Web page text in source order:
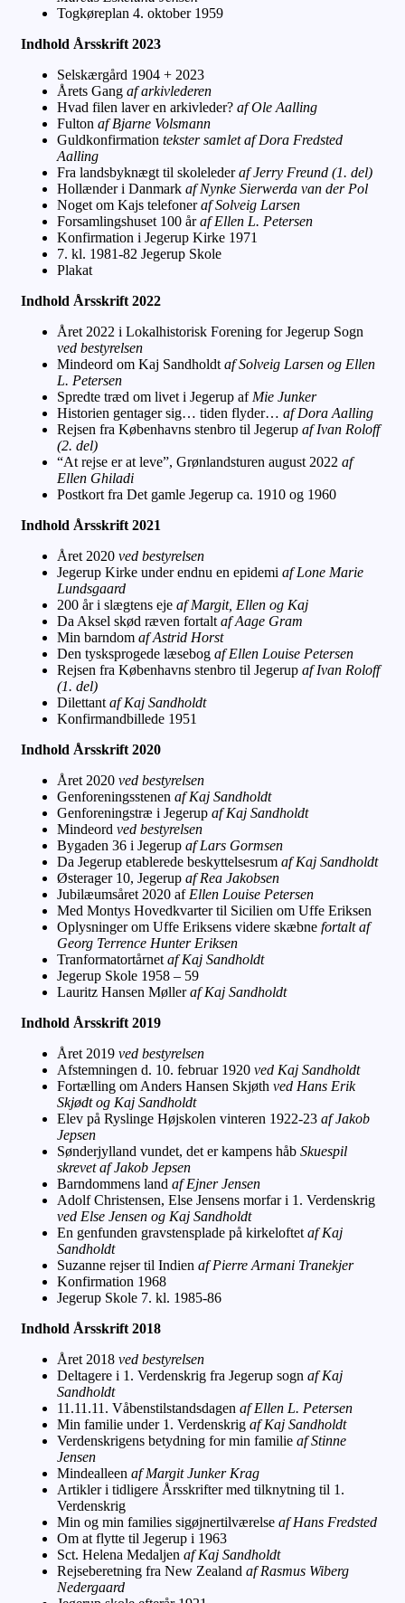
Togkøreplan 4. oktober 1959
Indhold Årsskrift 2023
Selskærgård 1904 + 2023
Årets Gangaf arkivlederen
Hvad filen laver en arkivleder?af Ole Aalling
Fultonaf Bjarne Volsmann
Guldkonfirmationtekster samlet af Dora Fredsted
Aalling
Fra landsbyknægt til skolelederaf Jerry Freund (1. del)
Hollænder i Danmarkaf Nynke Sierwerda van der Pol
Noget om Kajs telefoneraf Solveig Larsen
Forsamlingshuset 100 åraf Ellen L. Petersen
Konfirmation i Jegerup Kirke 1971
7. kl. 1981-82 Jegerup Skole
Plakat
Indhold Årsskrift 2022
Året 2022 i Lokalhistorisk Forening for Jegerup Sogn
ved bestyrelsen
Mindeord om Kaj Sandholdtaf Solveig Larsen og Ellen
L. Petersen
Spredte træd om livet i Jegerup af Mie Junker
Historien gentager sig… tiden flyder…af Dora Aalling
Rejsen fra Københavns stenbro til Jegerupaf Ivan Roloff
(2. del)
“At rejse er at leve”, Grønlandsturen august 2022af
Ellen Ghiladi
Postkort fra Det gamle Jegerup ca. 1910 og 1960
Indhold Årsskrift 2021
Året 2020ved bestyrelsen
Jegerup Kirke under endnu en epidemiaf Lone Marie
Lundsgaard
200 år i slægtens ejeaf Margit, Ellen og Kaj
Da Aksel skød ræven fortaltaf Aage Gram
Min barndomaf Astrid Horst
Den tysksprogede læsebogaf Ellen Louise Petersen
Rejsen fra Københavns stenbro til Jegerupaf Ivan Roloff
(1. del)
Dilettantaf Kaj Sandholdt
Konfirmandbillede 1951
Indhold Årsskrift 2020
Året 2020ved bestyrelsen
Genforeningsstenenaf Kaj Sandholdt
Genforeningstræ i Jegerupaf Kaj Sandholdt
Mindeordved bestyrelsen
Bygaden 36 i Jegerupaf Lars Gormsen
Da Jegerup etablerede beskyttelsesrumaf Kaj Sandholdt
Østerager 10, Jegerupaf Rea Jakobsen
Jubilæumsåret 2020 af Ellen Louise Petersen
Med Montys Hovedkvarter til Sicilien om Uffe Eriksen
Oplysninger om Uffe Eriksens videre skæbnefortalt af
Georg Terrence Hunter Eriksen
Tranformatortårnetaf Kaj Sandholdt
Jegerup Skole 1958 – 59
Lauritz Hansen Mølleraf Kaj Sandholdt
Indhold Årsskrift 2019
Året 2019ved bestyrelsen
Afstemningen d. 10. februar 1920ved Kaj Sandholdt
Fortælling om Anders Hansen Skjøthved Hans Erik
Skjødt og Kaj Sandholdt
Elev på Ryslinge Højskolen vinteren 1922-23af Jakob
Jepsen
Sønderjylland vundet, det er kampens håbSkuespil
skrevet af Jakob Jepsen
Barndommens landaf Ejner Jensen
Adolf Christensen, Else Jensens morfar i 1. Verdenskrig
ved Else Jensen og Kaj Sandholdt
En genfunden gravstensplade på kirkeloftetaf Kaj
Sandholdt
Suzanne rejser til Indienaf Pierre Armani Tranekjer
Konfirmation 1968
Jegerup Skole 7. kl. 1985-86
Indhold Årsskrift 2018
Året 2018ved bestyrelsen
Deltagere i 1. Verdenskrig fra Jegerup sognaf Kaj
Sandholdt
11.11.11. Våbenstilstandsdagenaf Ellen L. Petersen
Min familie under 1. Verdenskrigaf Kaj Sandholdt
Verdenskrigens betydning for min familieaf Stinne
Jensen
Mindealleenaf Margit Junker Krag
Artikler i tidligere Årsskrifter med tilknytning til 1.
Verdenskrig
Min og min families sigøjnertilværelseaf Hans Fredsted
Om at flytte til Jegerup i 1963
Sct. Helena Medaljenaf Kaj Sandholdt
Rejseberetning fra New Zealandaf Rasmus Wiberg
Nedergaard